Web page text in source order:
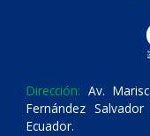
Dirección: Av.
Fernández
Ecuador.